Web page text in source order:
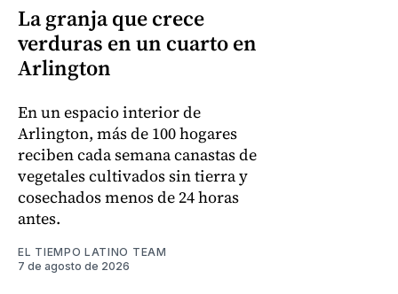
La granja que crece
verduras en un cuarto en
Arlington
En un espacio interior de
Arlington, más de 100 hogares
reciben cada semana canastas de
vegetales cultivados sin tierra y
cosechados menos de 24 horas
antes.
EL TIEMPO LATINO TEAM
7 de agosto de 2026